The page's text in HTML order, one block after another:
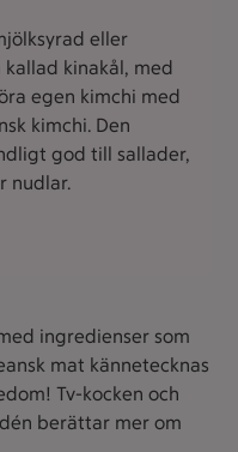
eller
kinakål, med
egen kimchi med
kimchi. Den
god till sallader,
nudlar.
ingredienser som
mat kännetecknas
Tv-kocken och
berättar mer om